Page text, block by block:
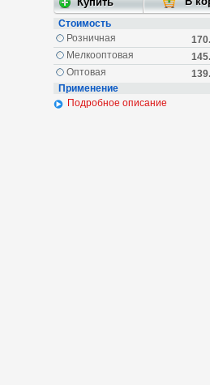
Стоимость
Розничная
Мелкооптовая
Оптовая
Применение
Подробное описание